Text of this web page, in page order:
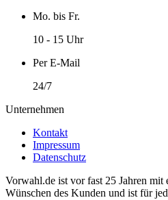
Mo. bis Fr.
10 - 15 Uhr
Per E-Mail
24/7
Unternehmen
Kontakt
Impressum
Datenschutz
Vorwahl.de ist vor fast 25 Jahren mit
Wünschen des Kunden und ist für